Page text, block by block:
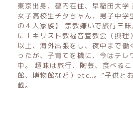
東京出身、都内在住、早稲田大学
女子高校生チタちゃん、男子中学
の４人家族】 宗教嫌いで旅行三
に「キリスト教福音宣教会（摂
以上、海外出張をし、夜中まで働
ったが、子育てを機に、今はテレ
中。 趣味は旅行、陶芸、食べる
館、博物館など）etc..。”子供と
載。